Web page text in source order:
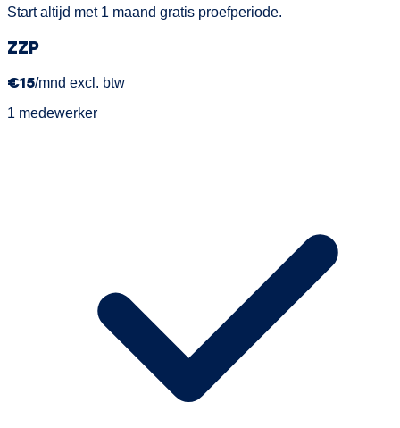
Start altijd met 1 maand gratis proefperiode.
ZZP
€15/mnd excl. btw
1 medewerker